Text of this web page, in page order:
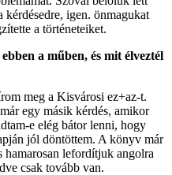
igen. önmagukat
a történeteiket.
a műben, és mit élveztél
meg a Kisvárosi ez+az-t.
egy másik kérdés, amikor
e elég bátor lenni, hogy
jól döntöttem. A könyv már
hamarosan lefordítjuk angolra
csak tovább van.